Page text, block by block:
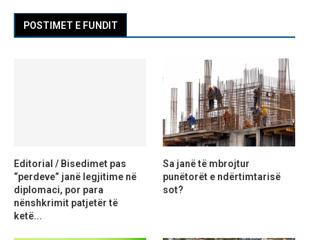
POSTIMET E FUNDIT
Editorial / Bisedimet pas
“perdeve” janë legjitime në
diplomaci, por para
nënshkrimit patjetër të
ketë...
Sa janë të mbrojtur
punëtorët e ndërtimtarisë
sot?